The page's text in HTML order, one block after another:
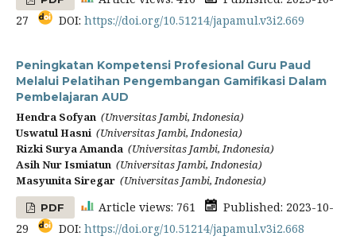
27
DOI: https://doi.org/10.51214/japamul.v3i2.669
Peningkatan Kompetensi Profesional Guru Paud
Melalui Pelatihan Pengembangan Gamifikasi Dalam
Pembelajaran AUD
Hendra Sofyan (Unversitas Jambi, Indonesia)
Uswatul Hasni (Universitas Jambi, Indonesia)
Rizki Surya Amanda (Universitas Jambi, Indonesia)
Asih Nur Ismiatun (Universitas Jambi, Indonesia)
Masyunita Siregar (Universitas Jambi, Indonesia)
PDF Article views: 761
Published: 2023-10-
29
DOI: https://doi.org/10.51214/japamul.v3i2.668